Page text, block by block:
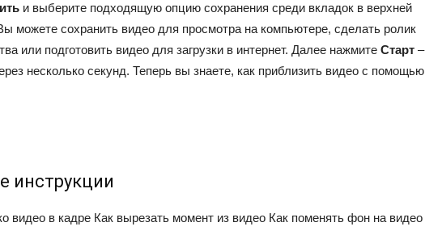
и выберите подходящую опцию сохранения среди вкладок в верхней
можете сохранить видео для просмотра на компьютере, сделать ролик
или подготовить видео для загрузки в интернет. Далее нажмите Старт –
несколько секунд. Теперь вы знаете, как приблизить видео с помощью
инструкции
видео в кадре Как вырезать момент из видео Как поменять фон на видео